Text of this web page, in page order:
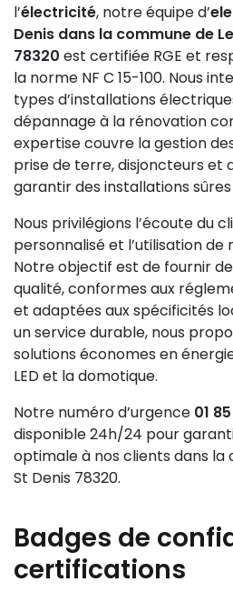
l’électricité, notre équipe d’
Denis dans la commune de
78320 est certifiée RGE et
la norme NF C 15-100. Nous
types d’installations
dépannage à la rénovation
expertise couvre la gestion
prise de terre, disjoncteurs et
garantir des installations
Nous privilégions l’écoute du
personnalisé et l’utilisation
Notre objectif est de fournir
qualité, conformes aux
et adaptées aux spécificités
un service durable, nous
solutions économes en
LED et la domotique.
Notre numéro d’urgence 01
disponible 24h/24 pour
optimale à nos clients dans la
St Denis 78320.
Badges de
certifications